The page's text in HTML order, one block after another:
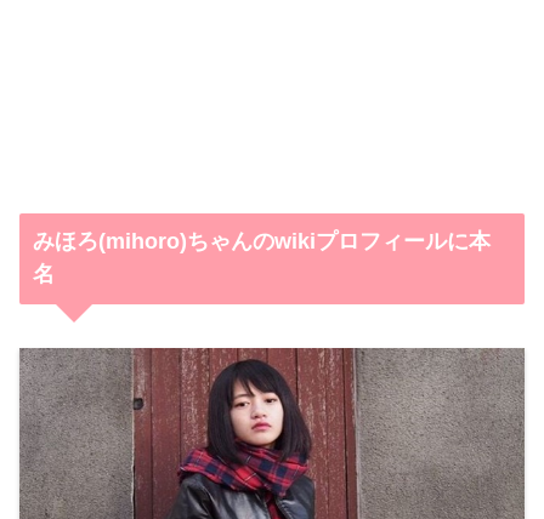
みほろ(mihoro)ちゃんのwikiプロフィールに本
名